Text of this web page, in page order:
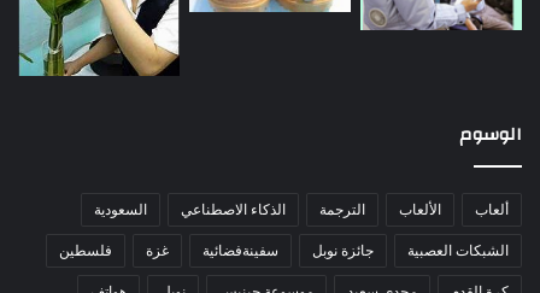
الوسوم
ألعاب الألعاب الترجمة الذكاء الاصطناعي السعودية
الشبكات العصبية جائزة نوبل سفينةفضائية غزة فلسطين